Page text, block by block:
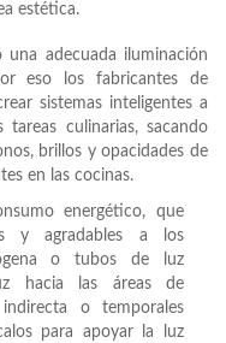
estética.
una adecuada iluminación
eso los fabricantes de
sistemas inteligentes a
culinarias, sacando
brillos y opacidades de
en las cocinas.
energético, que
y agradables a los
o tubos de luz
hacia las áreas de
o temporales
para apoyar la luz